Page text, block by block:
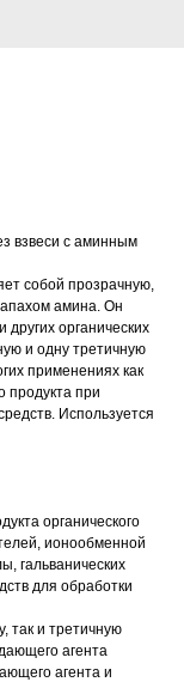
взвеси с аминным
собой прозрачную,
амина. Он
органических
и одну третичную
применениях как
продукта при
Используется
органического
ионообменной
гальванических
для обработки
так и третичную
агента
агента и